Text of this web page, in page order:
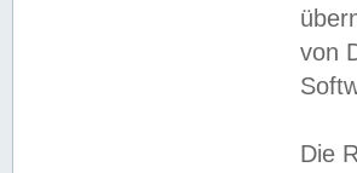
von
Die